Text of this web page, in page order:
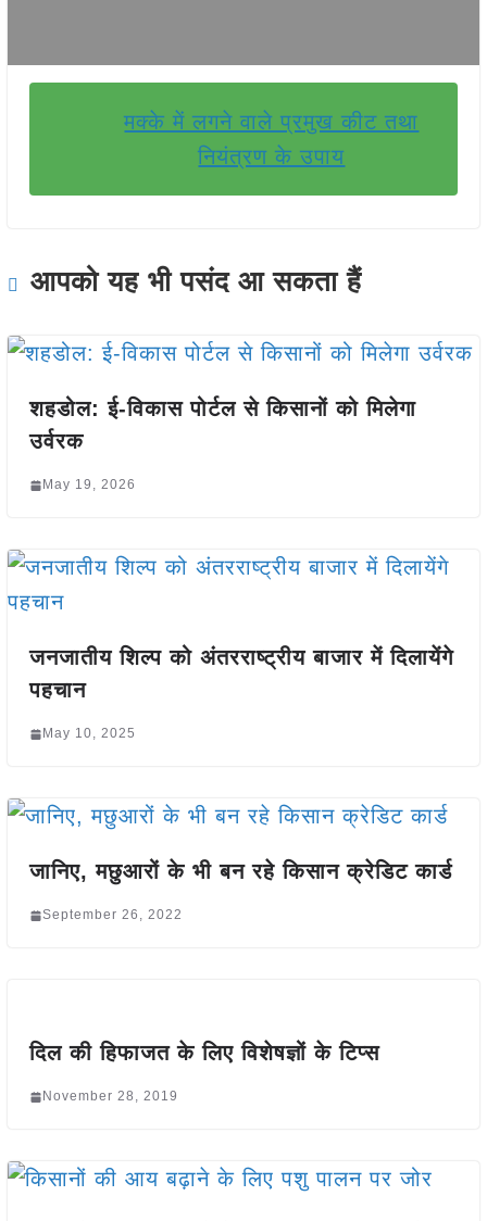
मक्के में लगने वाले प्रमुख कीट तथा
नियंत्रण के उपाय
आपको यह भी पसंद आ सकता हैं
शहडोल: ई-विकास पोर्टल से किसानों को मिलेगा
उर्वरक
May 19, 2026
जनजातीय शिल्प को अंतरराष्ट्रीय बाजार में दिलायेंगे
पहचान
May 10, 2025
जानिए, मछुआरों के भी बन रहे किसान क्रेडिट कार्ड
September 26, 2022
दिल की हिफाजत के लिए विशेषज्ञों के टिप्स
November 28, 2019